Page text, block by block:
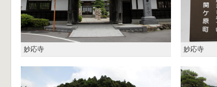
妙応寺 妙応寺